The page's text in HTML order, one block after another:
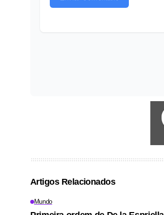
Artigos Relacionados
Mundo